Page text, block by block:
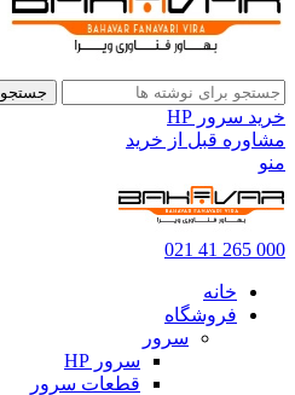
جستجو
خرید سرور HP
مشاوره قبل از خرید
منو
000 265 41 021
خانه
فروشگاه
سرور
سرور HP
قطعات سرور